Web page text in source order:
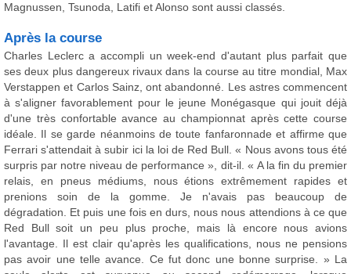
Magnussen, Tsunoda, Latifi et Alonso sont aussi classés.
Après la course
Charles Leclerc a accompli un week-end d'autant plus parfait que
ses deux plus dangereux rivaux dans la course au titre mondial, Max
Verstappen et Carlos Sainz, ont abandonné. Les astres commencent
à s'aligner favorablement pour le jeune Monégasque qui jouit déjà
d'une très confortable avance au championnat après cette course
idéale. Il se garde néanmoins de toute fanfaronnade et affirme que
Ferrari s'attendait à subir ici la loi de Red Bull. « Nous avons tous été
surpris par notre niveau de performance », dit-il. « A la fin du premier
relais, en pneus médiums, nous étions extrêmement rapides et
prenions soin de la gomme. Je n'avais pas beaucoup de
dégradation. Et puis une fois en durs, nous nous attendions à ce que
Red Bull soit un peu plus proche, mais là encore nous avions
l'avantage. Il est clair qu'après les qualifications, nous ne pensions
pas avoir une telle avance. Ce fut donc une bonne surprise. » La